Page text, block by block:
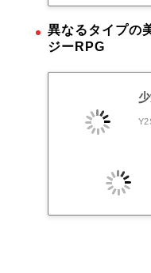
異なるタイプの
ジーRPG